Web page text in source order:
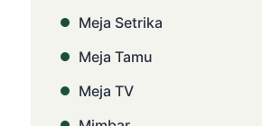
Meja Setrika
Meja Tamu
Meja TV